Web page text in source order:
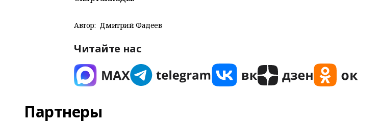
Автор: Дмитрий Фадеев
Читайте нас
Партнеры